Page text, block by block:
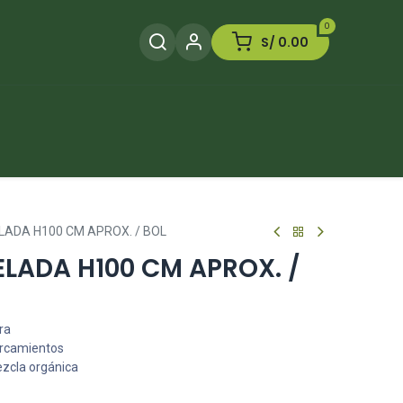
0
S/ 0.00
H100 CM APROX. / BOL
H100 CM APROX. /
orgánica